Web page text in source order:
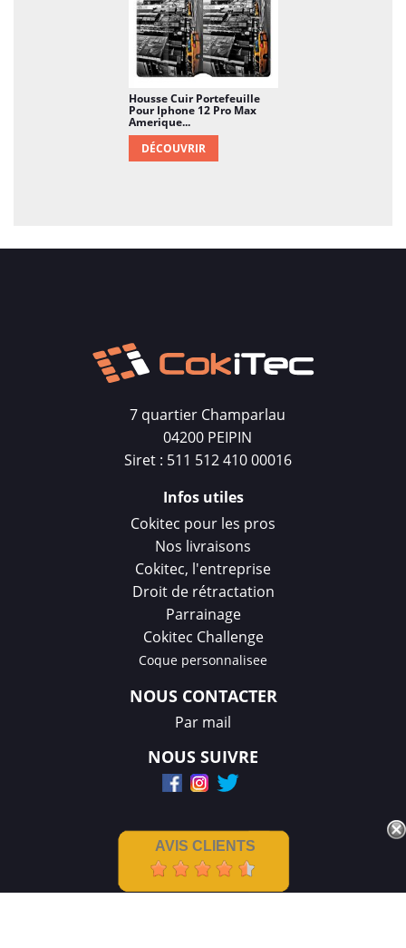
Housse Cuir Portefeuille
Pour Iphone 12 Pro Max
Amerique...
DÉCOUVRIR
7 quartier Champarlau
04200 PEIPIN
Siret : 511 512 410 00016
Infos utiles
Cokitec pour les pros
Nos livraisons
Cokitec, l'entreprise
Droit de rétractation
Parrainage
Cokitec Challenge
Coque personnalisee
NOUS CONTACTER
Par mail
NOUS SUIVRE
AVIS CLIENTS